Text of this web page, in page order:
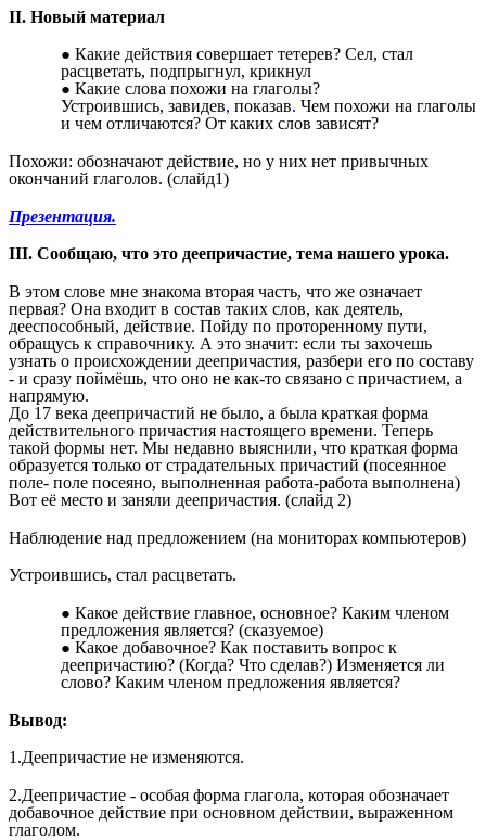
II. Новый материал
Какие действия совершает тетерев? Сел, стал
расцветать, подпрыгнул, крикнул
Какие слова похожи на глаголы?
Устроившись, завидев, показав. Чем похожи на глаголы
и чем отличаются? От каких слов зависят?
Похожи: обозначают действие, но у них нет привычных
окончаний глаголов. (слайд1)
Презентация.
III. Сообщаю, что это деепричастие, тема нашего урока.
В этом слове мне знакома вторая часть, что же означает
первая? Она входит в состав таких слов, как деятель,
дееспособный, действие. Пойду по проторенному пути,
обращусь к справочнику. А это значит: если ты захочешь
узнать о происхождении деепричастия, разбери его по составу
- и сразу поймёшь, что оно не как-то связано с причастием, а
напрямую.
До 17 века деепричастий не было, а была краткая форма
действительного причастия настоящего времени. Теперь
такой формы нет. Мы недавно выяснили, что краткая форма
образуется только от страдательных причастий (посеянное
поле- поле посеяно, выполненная работа-работа выполнена)
Вот её место и заняли деепричастия. (слайд 2)
Наблюдение над предложением (на мониторах компьютеров)
Устроившись, стал расцветать.
Какое действие главное, основное? Каким членом
предложения является? (сказуемое)
Какое добавочное? Как поставить вопрос к
деепричастию? (Когда? Что сделав?) Изменяется ли
слово? Каким членом предложения является?
Вывод:
1.Деепричастие не изменяются.
2.Деепричастие - особая форма глагола, которая обозначает
добавочное действие при основном действии, выраженном
глаголом.